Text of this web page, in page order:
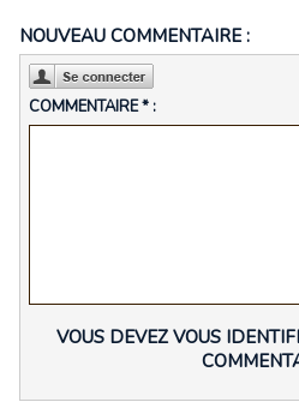
NOUVEAU COMMENTAIRE :
COMMENTAIRE * :
VOUS DEVEZ VOUS